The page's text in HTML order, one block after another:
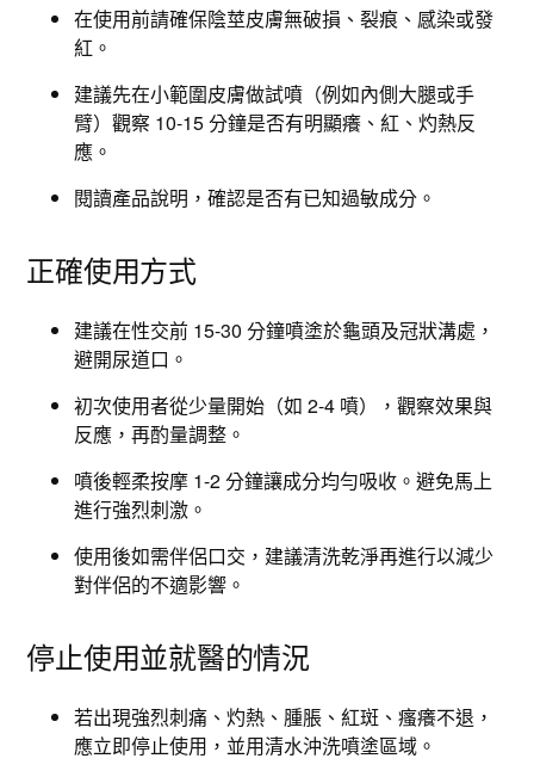
在使用前請確保陰莖皮膚無破損、裂痕、感染或發
紅。
建議先在小範圍皮膚做試噴（例如內側大腿或手
臂）觀察 10-15 分鐘是否有明顯癢、紅、灼熱反
應。
閱讀產品說明，確認是否有已知過敏成分。
正確使用方式
建議在性交前 15-30 分鐘噴塗於龜頭及冠狀溝處，
避開尿道口。
初次使用者從少量開始（如 2-4 噴），觀察效果與
反應，再酌量調整。
噴後輕柔按摩 1-2 分鐘讓成分均勻吸收。避免馬上
進行強烈刺激。
使用後如需伴侶口交，建議清洗乾淨再進行以減少
對伴侶的不適影響。
停止使用並就醫的情況
若出現強烈刺痛、灼熱、腫脹、紅斑、瘙癢不退，
應立即停止使用，並用清水沖洗噴塗區域。